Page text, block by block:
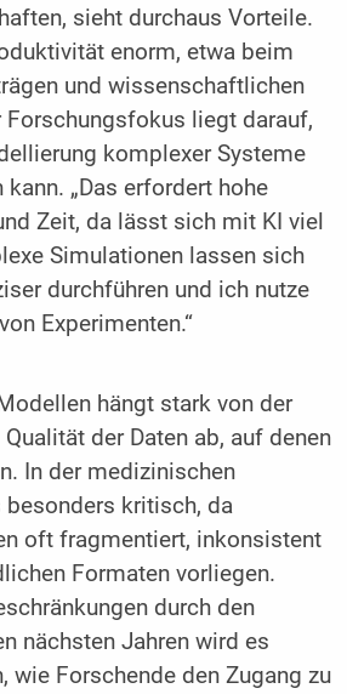
sieht durchaus Vorteile.
enorm, etwa beim
und wissenschaftlichen
Forschungsfokus liegt darauf,
komplexer Systeme
„Das erfordert hohe
Zeit, da lässt sich mit KI viel
Simulationen lassen sich
durchführen und ich nutze
Experimenten.“
hängt stark von der
der Daten ab, auf denen
In der medizinischen
besonders kritisch, da
oft fragmentiert, inkonsistent
Formaten vorliegen.
durch den
nächsten Jahren wird es
wie Forschende den Zugang zu